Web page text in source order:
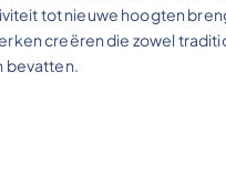
tot nieuwe hoogten
creëren die zowel
bevatten.